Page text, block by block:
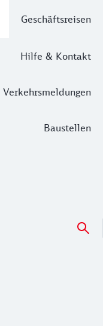
Geschäftsreisen
Hilfe & Kontakt
Verkehrsmeldungen
Baustellen